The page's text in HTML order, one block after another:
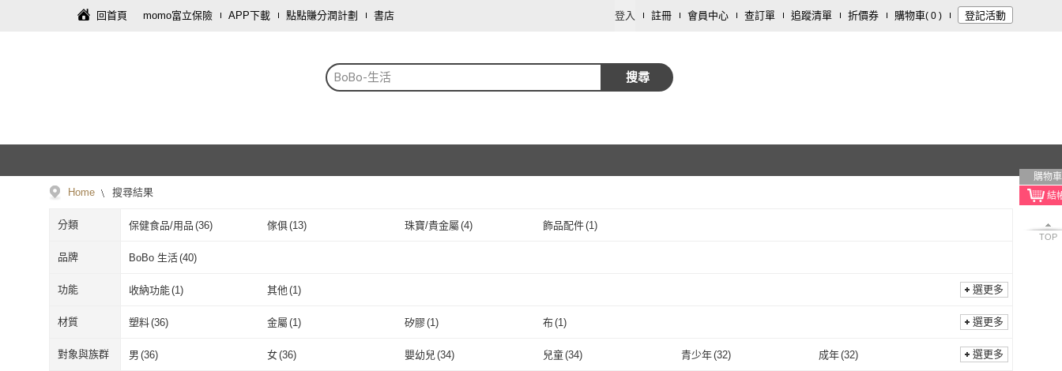
回首頁 momo富立保險 APP下載 點點賺分潤計劃 書店 登入 註冊 會員中心 查訂單 追蹤清單 折價券 購物車( 0 ) 登記活動
BoBo-生活 搜尋
購物車
TOP
Home 搜尋結果
分類 保健食品/用品 (36) 傢俱(13) 珠寶/貴金屬 (4) 飾品配件(1)
品牌 BoBo 生活(40)
BoBo 生活
功能 收納功能(1) 其他 (1)
收納功能 其他
選更多
材質 塑料(36) 金屬 (1) 矽膠(1) 布(1)
塑料 金屬 矽膠 布
選更多
對象與族群 男 (36) 女(36) 嬰幼兒 (34) 兒童(34) 青少年(32) 成年(32) 選更多